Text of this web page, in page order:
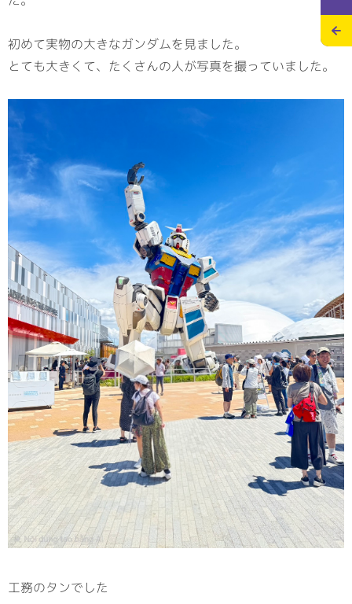
メディアポリシー
RECRUITサイト
初めて実物の大きなガンダムを見ました。
とても大きくて、たくさんの人が写真を撮っていました。
工務のタンでした